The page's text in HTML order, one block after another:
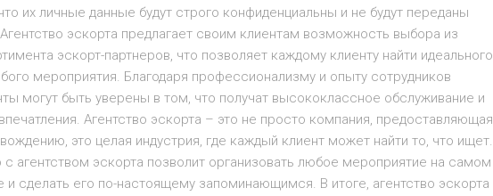
их личные данные будут строго конфиденциальны и не будут переданы
эскорта предлагает своим клиентам возможность выбора из
эскорт-партнеров, что позволяет каждому клиенту найти идеального
мероприятия. Благодаря профессионализму и опыту сотрудников
могут быть уверены в том, что получат высококлассное обслуживание и
Агентство эскорта – это не просто компания, предоставляющая
это целая индустрия, где каждый клиент может найти то, что ищет.
с агентством эскорта позволит организовать любое мероприятие на самом
сделать его по-настоящему запоминающимся. В итоге, агентство эскорта